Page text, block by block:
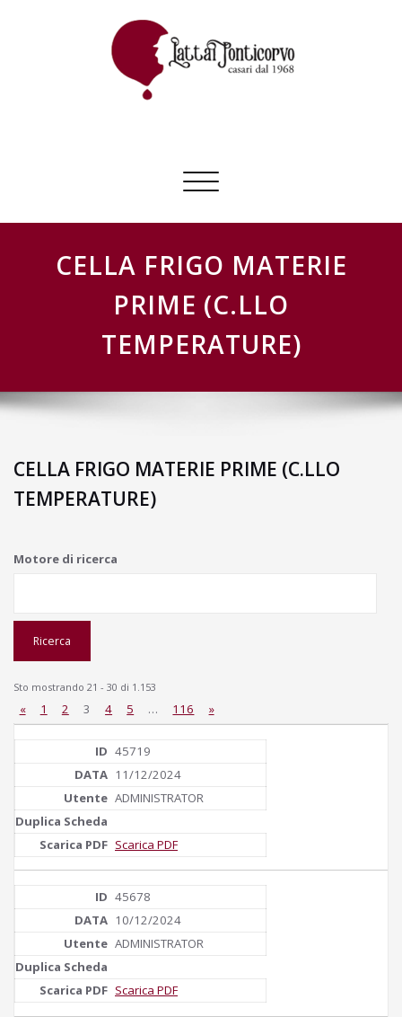
Commuta
navigazione
CELLA FRIGO MATERIE
PRIME (C.LLO
TEMPERATURE)
CELLA FRIGO MATERIE PRIME (C.LLO
TEMPERATURE)
Motore di ricerca
Sto mostrando 21 - 30 di 1.153
« 1 2 3 4 5 … 116 »
45719
11/12/2024
ADMINISTRATOR
Scarica PDF
45678
10/12/2024
ADMINISTRATOR
Scarica PDF